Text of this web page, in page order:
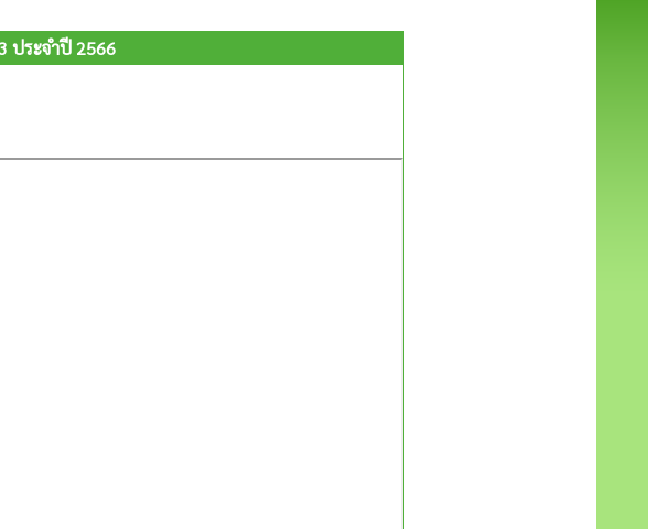
ประจำปี 2566